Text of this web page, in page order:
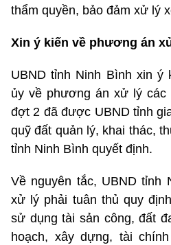
thẩm quyền, bảo đảm xử lý
Xin ý kiến về phương án
UBND tỉnh Ninh Bình xin ý
ủy về phương án xử lý
đợt 2 đã được UBND tỉnh
quỹ đất quản lý, khai thác,
tỉnh Ninh Bình quyết định.
Về nguyên tắc, UBND tỉnh
xử lý phải tuân thủ quy
sử dụng tài sản công, đất
hoạch, xây dựng, tài